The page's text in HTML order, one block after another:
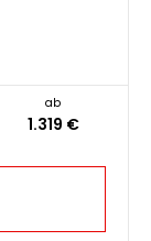
ab
1.319 €